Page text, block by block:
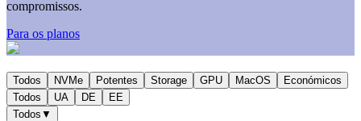
compromissos.
Para os planos
Todos NVMe Potentes Storage GPU MacOS
Económicos
Todos
UA DE
EE
Todos ▼